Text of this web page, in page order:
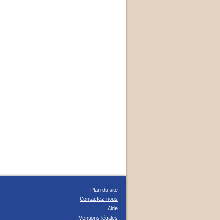
Plan du site
Contactez-nous
Aide
Mentions légales